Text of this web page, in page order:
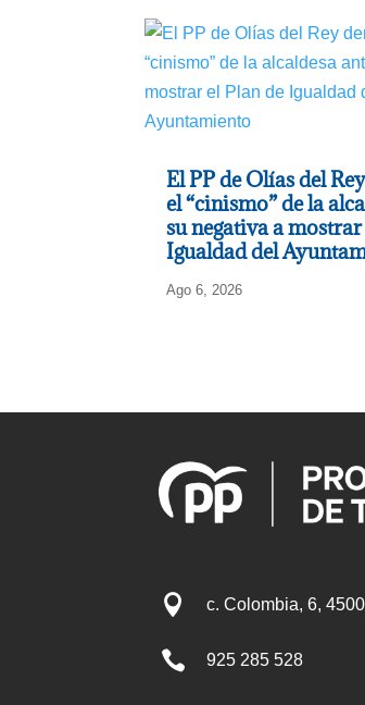
El PP de Olías del
el “cinismo” de la
su negativa a
Igualdad del
Ago 6, 2026
 c. Colombia, 6,
 925 285 528